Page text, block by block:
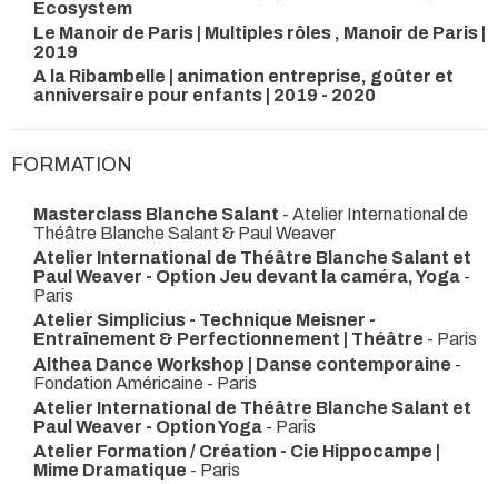
Ecosystem
Le Manoir de Paris | Multiples rôles , Manoir de Paris |
2019
A la Ribambelle | animation entreprise, goûter et
anniversaire pour enfants | 2019 - 2020
FORMATION
Masterclass Blanche Salant - Atelier International de
Théâtre Blanche Salant & Paul Weaver
Atelier International de Théâtre Blanche Salant et
Paul Weaver - Option Jeu devant la caméra, Yoga -
Paris
Atelier Simplicius - Technique Meisner -
Entraînement & Perfectionnement | Théâtre - Paris
Althea Dance Workshop | Danse contemporaine -
Fondation Américaine - Paris
Atelier International de Théâtre Blanche Salant et
Paul Weaver - Option Yoga - Paris
Atelier Formation / Création - Cie Hippocampe |
Mime Dramatique - Paris